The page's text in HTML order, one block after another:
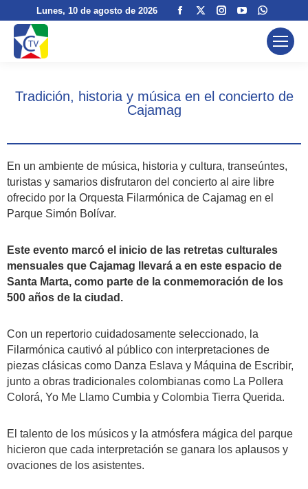
Lunes, 10 de agosto de 2026
Facebook
windowwindow
Instagram
window
YouTube
opens
window
page
opens
window
Tradición, historia y música en el concierto de
Cajamag
En un ambiente de música, historia y cultura, transeúntes,
turistas y samarios disfrutaron del concierto al aire libre
ofrecido por la Orquesta Filarmónica de Cajamag en el
Parque Simón Bolívar.
Este evento marcó el inicio de las retretas culturales
mensuales que Cajamag llevará a en este espacio de
Santa Marta, como parte de la conmemoración de los
500 años de la ciudad.
Con un repertorio cuidadosamente seleccionado, la
Filarmónica cautivó al público con interpretaciones de
piezas clásicas como Danza Eslava y Máquina de Escribir,
junto a obras tradicionales colombianas como La Pollera
Colorá, Yo Me Llamo Cumbia y Colombia Tierra Querida.
El talento de los músicos y la atmósfera mágica del parque
hicieron que cada interpretación se ganara los aplausos y
ovaciones de los asistentes.